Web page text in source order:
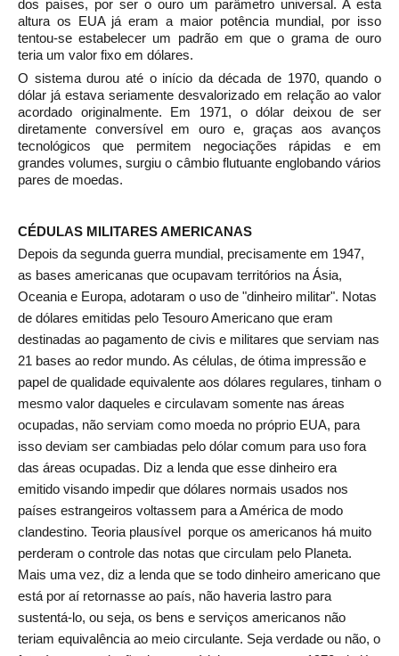
dos países, por ser o ouro um parâmetro universal. A esta
altura os EUA já eram a maior potência mundial, por isso
tentou-se estabelecer um padrão em que o grama de ouro
teria um valor fixo em dólares.
O sistema durou até o início da década de 1970, quando o
dólar já estava seriamente desvalorizado em relação ao valor
acordado originalmente. Em 1971, o dólar deixou de ser
diretamente conversível em ouro e, graças aos avanços
tecnológicos que permitem negociações rápidas e em
grandes volumes, surgiu o câmbio flutuante englobando vários
pares de moedas.
CÉDULAS MILITARES AMERICANAS
Depois da segunda guerra mundial, precisamente em 1947,
as bases americanas que ocupavam territórios na Ásia,
Oceania e Europa, adotaram o uso de "dinheiro militar". Notas
de dólares emitidas pelo Tesouro Americano que eram
destinadas ao pagamento de civis e militares que serviam nas
21 bases ao redor mundo. As células, de ótima impressão e
papel de qualidade equivalente aos dólares regulares, tinham o
mesmo valor daqueles e circulavam somente nas áreas
ocupadas, não serviam como moeda no próprio EUA, para
isso deviam ser cambiadas pelo dólar comum para uso fora
das áreas ocupadas. Diz a lenda que esse dinheiro era
emitido visando impedir que dólares normais usados nos
países estrangeiros voltassem para a América de modo
clandestino. Teoria plausível porque os americanos há muito
perderam o controle das notas que circulam pelo Planeta.
Mais uma vez, diz a lenda que se todo dinheiro americano que
está por aí retornasse ao país, não haveria lastro para
sustentá-lo, ou seja, os bens e serviços americanos não
teriam equivalência ao meio circulante. Seja verdade ou não, o